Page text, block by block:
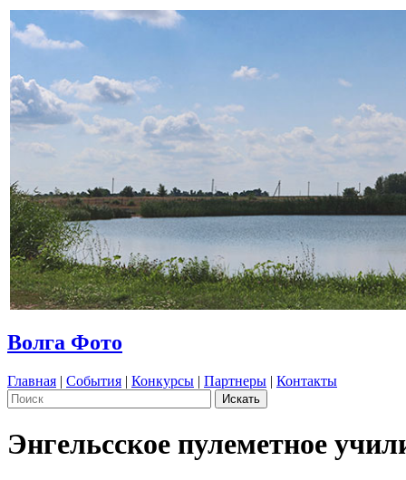
Волга Фото
Главная | События | Конкурсы | Партнеры | Контакты
Энгельсское пулеметное